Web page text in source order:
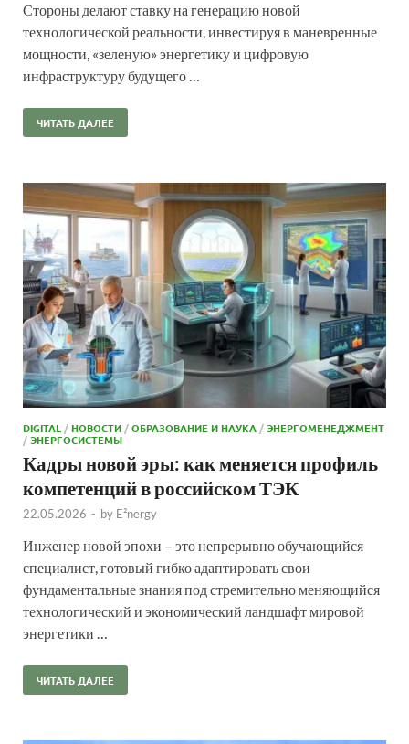
Стороны делают ставку на генерацию новой
технологической реальности, инвестируя в маневренные
мощности, «зеленую» энергетику и цифровую
инфраструктуру будущего …
ЧИТАТЬ ДАЛЕЕ
DIGITAL/НОВОСТИ/ОБРАЗОВАНИЕ И НАУКА/ЭНЕРГОМЕНЕДЖМЕНТ
/ЭНЕРГОСИСТЕМЫ
Кадры новой эры: как меняется профиль
компетенций в российском ТЭК
22.05.2026 - by E²nergy
Инженер новой эпохи – это непрерывно обучающийся
специалист, готовый гибко адаптировать свои
фундаментальные знания под стремительно меняющийся
технологический и экономический ландшафт мировой
энергетики …
ЧИТАТЬ ДАЛЕЕ